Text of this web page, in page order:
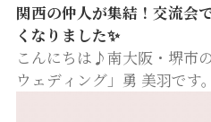
関西の仲人が集結！交流会
くなりました✨
こんにちは♪南大阪・堺市
ウェディング」勇 美羽です